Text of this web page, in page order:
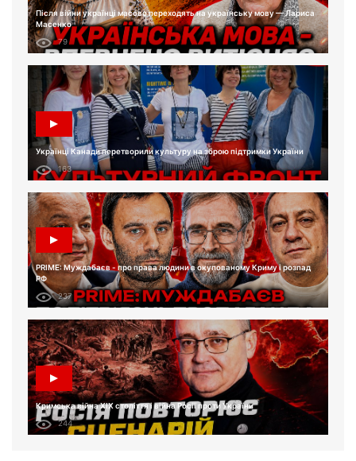
Після війни українці масово переходять на українську мову — Лариса
Масенко
79
Українці Канади перетворили культуру на зброю підтримки України
163
PRIME: Муждабаєв - про права людини в окупованому Криму і розпад
РФ
237
Кримська війна XIX століття і війна Росії проти України
244